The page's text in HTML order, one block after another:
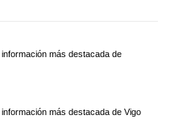
más destacada de
más destacada de Vigo